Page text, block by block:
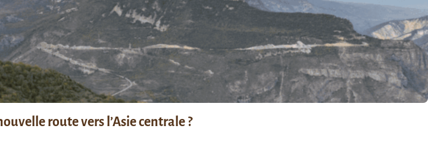
route vers l’Asie centrale ?